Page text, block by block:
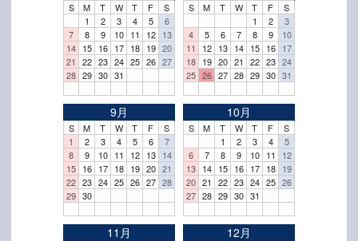
S M T W T F
S
1
2 3 4 5
6
7
8 9 10 11 12 13
14 15 16 17 18 19 20
21
22 23 24 25 26 27
28 29 30 31
S M T W T F
S
1
2
3
4
5 6 7 8 9
10
11
12 13 14 15 16 17
18 19 20 21 22 23 24
25 26 27 28 29 30 31
9月
S M T W T F
S
1
2 3 4 5 6
7
8
9 10 11 12 13 14
15 16 17 18 19 20 21
22 23 24 25 26 27 28
29 30
10月
S M T W T F
S
1
2 3 4
5
6
7 8 9 10 11
12
13 14 15 16 17 18 19
20 21 22 23 24 25 26
27 28 29 30 31
11月 12月